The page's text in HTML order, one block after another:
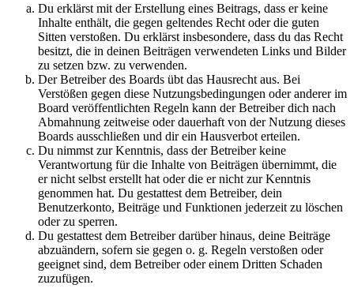
Du erklärst mit der Erstellung eines Beitrags, dass er keine
Inhalte enthält, die gegen geltendes Recht oder die guten
Sitten verstoßen. Du erklärst insbesondere, dass du das Recht
besitzt, die in deinen Beiträgen verwendeten Links und Bilder
zu setzen bzw. zu verwenden.
Der Betreiber des Boards übt das Hausrecht aus. Bei
Verstößen gegen diese Nutzungsbedingungen oder anderer im
Board veröffentlichten Regeln kann der Betreiber dich nach
Abmahnung zeitweise oder dauerhaft von der Nutzung dieses
Boards ausschließen und dir ein Hausverbot erteilen.
Du nimmst zur Kenntnis, dass der Betreiber keine
Verantwortung für die Inhalte von Beiträgen übernimmt, die
er nicht selbst erstellt hat oder die er nicht zur Kenntnis
genommen hat. Du gestattest dem Betreiber, dein
Benutzerkonto, Beiträge und Funktionen jederzeit zu löschen
oder zu sperren.
Du gestattest dem Betreiber darüber hinaus, deine Beiträge
abzuändern, sofern sie gegen o. g. Regeln verstoßen oder
geeignet sind, dem Betreiber oder einem Dritten Schaden
zuzufügen.